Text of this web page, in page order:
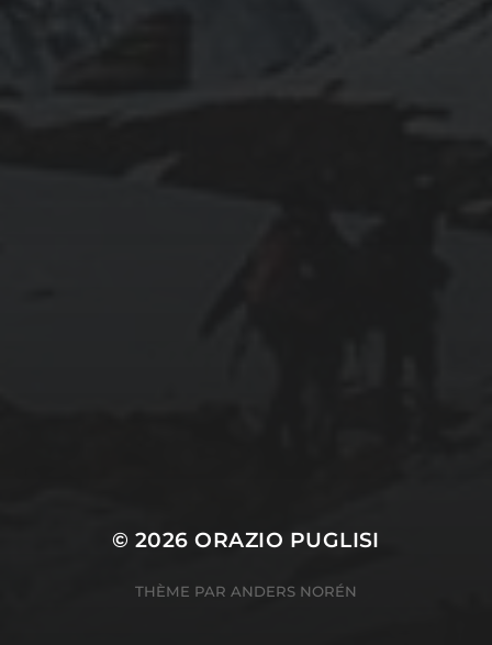
© 2026ORAZIO PUGLISI
THÈME PAR ANDERS NORÉN